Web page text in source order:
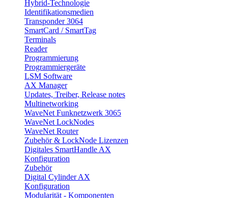
Hybrid-Technologie
Identifikationsmedien
Transponder 3064
SmartCard / SmartTag
Terminals
Reader
Programmierung
Programmiergeräte
LSM Software
AX Manager
Updates, Treiber, Release notes
Multinetworking
WaveNet Funknetzwerk 3065
WaveNet LockNodes
WaveNet Router
Zubehör & LockNode Lizenzen
Digitales SmartHandle AX
Konfiguration
Zubehör
Digital Cylinder AX
Konfiguration
Modularität - Komponenten